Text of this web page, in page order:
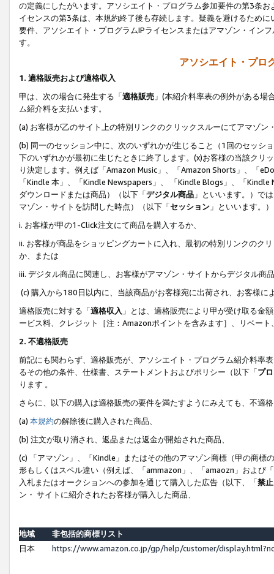
の定義にしたがいます。アソシエイト・プログラム参加要件の第3条
イセンスの第3条は、本規約終了後も存続します。疑義を避けるため
要件、アソシエイト・プログラムIPライセンスまたはアマゾン・イン
す。
アソシエイト・プロ
1. 適格販売および適格収入
甲は、次の場合に発生する「適格販売 」(本紹介料率表の例外がある
ム紹介料を支払います。
(a) お客様が乙のサイト上の特別リンクのクリックスルーにてアマゾン
(b) 同一のセッション中に、次のいずれかが生じること（1回のセッシ
下のいずれかが最初に生じたときに終了します。(x)お客様の当該ク
り決定します。例えば「Amazon Music」、「Amazon Shorts」、「
「Kindle 本」、「Kindle Newspapers」、 「Kindle Blogs」、「
ダウンロードまたは商品）（以下「デジタル商品 」といいます。）で
マゾン・サイトを訪問した時点）（以下「セッション 」といいます。
i. お客様が甲の1-Click注文にて商品を購入するか、
ii. お客様が商品をショッピングカートに入れ、最初の特別リンクのク
か、または
iii. デジタル商品に関連し、お客様がアマゾン・サイトからデジタル
(c) 購入から180日以内に、当該商品がお客様宛に出荷され、お客様
適格販売に対する「適格収入 」とは、適格販売により甲が受け取る金
ービス料、クレジット［注：Amazonポイントを含みます］、リベー
2. 不適格販売
前記にも関わらず、適格販売が、アソシエイト・プログラム紹介料率
るその他の条件、仕様書、ステートメントおよびポリシー（以下「プ
ります 。
さらに、以下の購入は適格販売の要件を満たすようにみえても、不適
(a) 本規約の解除後に購入された商品、
(b) 注文が取り消され、返品または返金が開始された商品、
(c) 「アマゾン」、「Kindle」またはその他のアマゾン商標（甲の商
形もしくはスペル違い（例えば、「ammazon」、「amaozn」および
入札またはオークションへの参加を通じて購入した広告（以下、「禁
ン・ サイトに紹介されたお客様が購入した商品、
地域
非包括的商標リスト
日本
https://www.amazon.co.jp/gp/help/customer/